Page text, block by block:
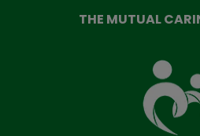
THE MUTUAL
Mutual
Fund
that
takes